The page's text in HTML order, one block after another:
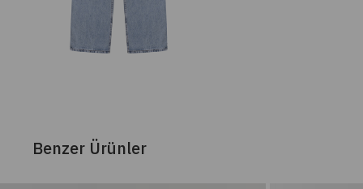
Benzer Ürünler